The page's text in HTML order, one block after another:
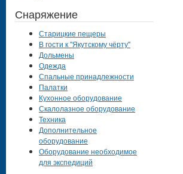
Снаряжение
Старицкие пещеры
В гости к "Якутскому чёрту"
Дольмены
Одежда
Спальные принадлежности
Палатки
Кухонное оборудование
Скалолазное оборудование
Техника
Дополнительное
оборудование
Оборудование необходимое
для экспедиций